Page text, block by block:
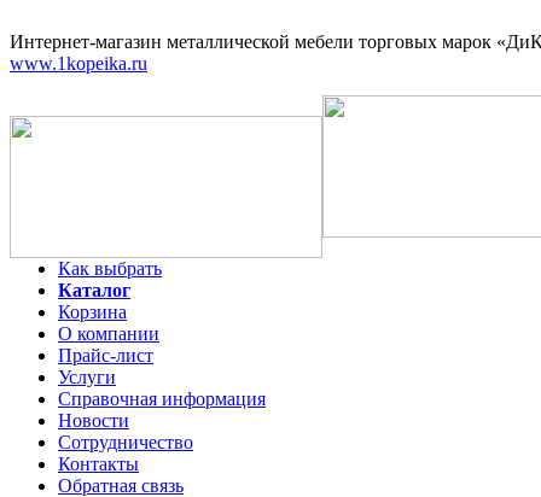
Интернет-магазин металлической мебели торговых марок
www.1kopeika.ru
Как выбрать
Каталог
Корзина
О компании
Прайс-лист
Услуги
Справочная информация
Новости
Сотрудничество
Контакты
Обратная связь